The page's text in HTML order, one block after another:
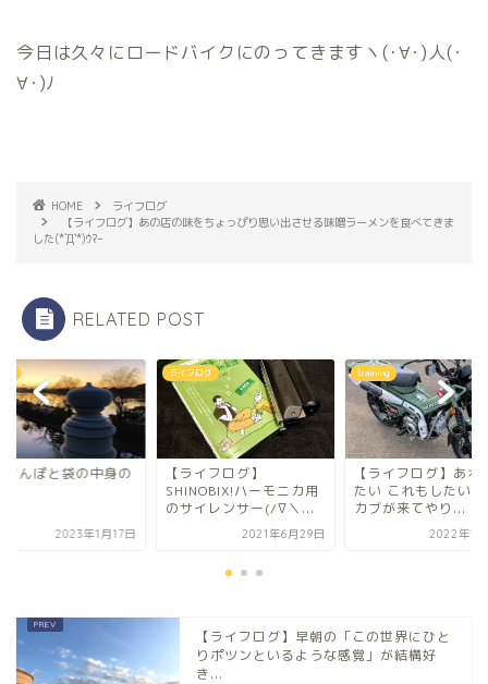
今日は久々にロードバイクにのってきますヽ(･∀･)人(･
∀･)ﾉ
HOME
ライフログ
【ライフログ】あの店の味をちょっぴり思い出させる味噌ラーメンを食べてきま
した(*´Д`*)ｳﾏｰ
RELATED POST
さんぽと袋の中身の
2023年1月17日
ライフログ
【ライフログ】
SHINOBIX!ハーモニカ用
のサイレンサー(/∇＼...
2021年6月29日
training
【ライフログ】あれ
たい これもしたい
カブが来てやり...
2022年1
【ライフログ】早朝の「この世界にひと
りポツンといるような感覚」が結構好
き...